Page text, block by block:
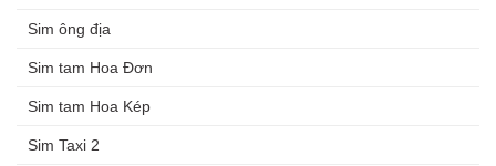
Sim ông địa
Sim tam Hoa Đơn
Sim tam Hoa Kép
Sim Taxi 2